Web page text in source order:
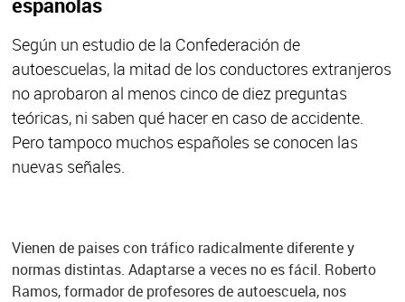
españolas
Según un estudio de la Confederación de
autoescuelas, la mitad de los conductores extranjeros
no aprobaron al menos cinco de diez preguntas
teóricas, ni saben qué hacer en caso de accidente.
Pero tampoco muchos españoles se conocen las
nuevas señales.
Vienen de paises con tráfico radicalmente diferente y
normas distintas. Adaptarse a veces no es fácil. Roberto
Ramos, formador de profesores de autoescuela, nos